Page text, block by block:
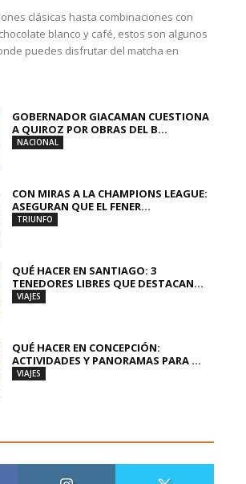
clásicas hasta combinaciones con
blanco y café, estos son algunos
puedes disfrutar del matcha en
GOBERNADOR GIACAMAN CUESTIONA
A QUIROZ POR OBRAS DEL B...
NACIONAL
CON MIRAS A LA CHAMPIONS LEAGUE:
ASEGURAN QUE EL FENER...
TRIUNFO
QUÉ HACER EN SANTIAGO: 3
TENEDORES LIBRES QUE DESTACAN...
VIAJES
QUÉ HACER EN CONCEPCIÓN:
ACTIVIDADES Y PANORAMAS PARA ...
VIAJES